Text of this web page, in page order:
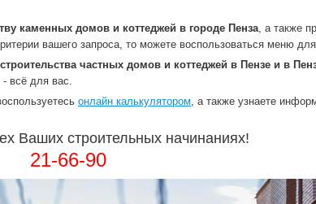
каменных домов и коттеджей в городе Пенза, а также
вашего запроса, то можете воспользоваться меню
строительства частных домов и коттеджей в Пензе и в
- всё для вас.
онлайн калькулятором, а также узнаете
Ваших строительных начинаниях!
21-66-90